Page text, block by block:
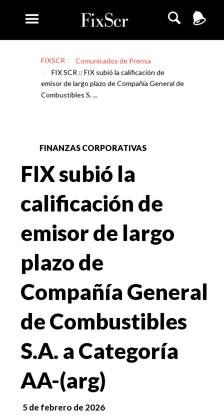
FIXSCR
Comunicados de Prensa
FIX SCR :: FIX subió la calificación de
emisor de largo plazo de Compañía General de
Combustibles S. ...
FINANZAS CORPORATIVAS
FIX subió la
calificación de
emisor de largo
plazo de
Compañía General
de Combustibles
S.A. a Categoría
AA-(arg)
5 de febrero de 2026